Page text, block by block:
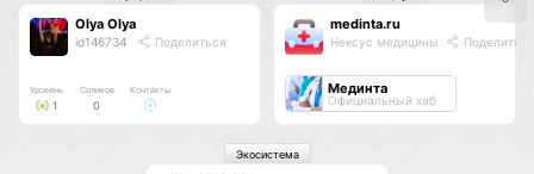
Olya Olya
id146734 Поделиться
Уровень
1
Соликов
0
Контакты
medinta.ru
Нексус медицины Поделиться
Мединта
Официальный хаб
Экосистема